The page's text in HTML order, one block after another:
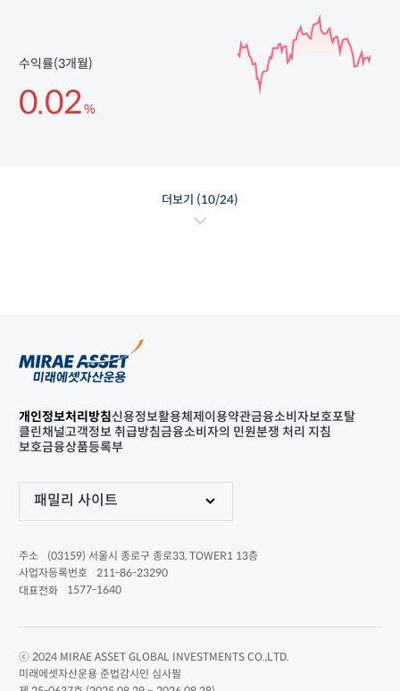
수익률(3개월)
0.02%
더보기 (10/24)
개인정보처리방침신용정보활용체제 이용약관금융소비자보호포탈
클린채널고객정보 취급방침금융소비자의 민원분쟁 처리 지침
보호금융상품등록부
패밀리 사이트
주소
(03159) 서울시 종로구 종로33, TOWER1 13층
사업자등록번호
211-86-23290
대표전화
1577-1640
ⓒ 2024 MIRAE ASSET GLOBAL INVESTMENTS CO.,LTD.
미래에셋자산운용 준법감시인 심사필